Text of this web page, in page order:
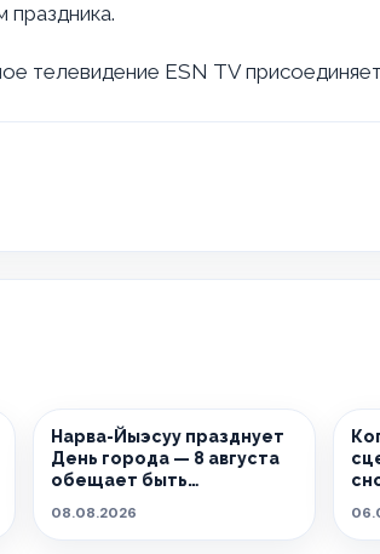
праздника.
телевидение ESN TV
Нарва-Йыэсуу празднует
День города — 8 августа
обещает быть
08.08.2026